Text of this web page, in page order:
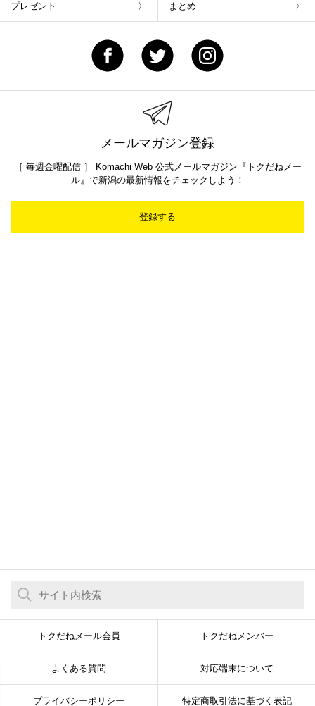
プレゼント まとめ
メールマガジン登録
［ 毎週金曜配信 ］ Komachi Web 公式メールマガジン『トクだねメー
ル』で新潟の最新情報をチェックしよう！
登録する
トクだねメール会員 トクだねメンバー
よくある質問 対応端末について
プライバシーポリシー 特定商取引法に基づく表記